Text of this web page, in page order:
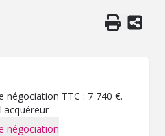
négociation TTC : 7 740 €.
négociation